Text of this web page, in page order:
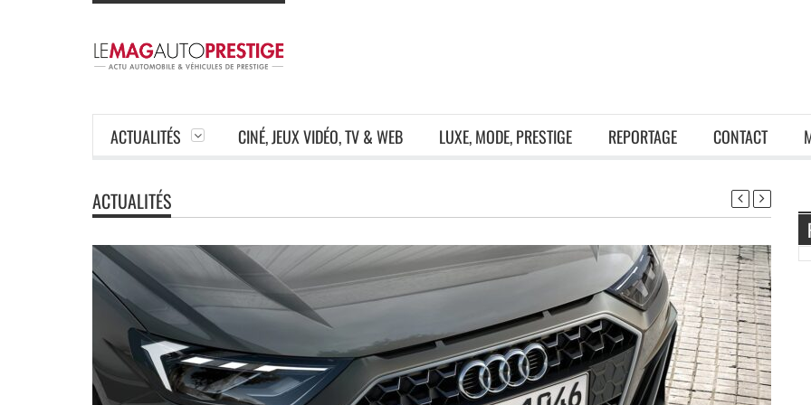
ACTUALITÉS CINÉ, JEUX VIDÉO, TV & WEB LUXE, MODE, PRESTIGE REPORTAGE CONTACT
ACTUALITÉS